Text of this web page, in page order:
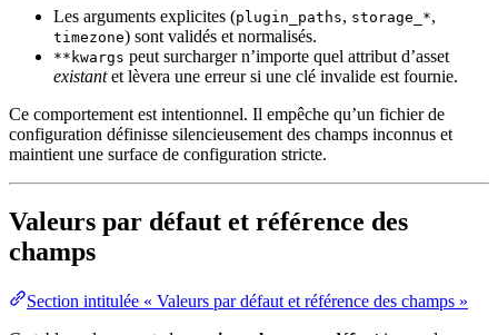
Les arguments explicites (plugin_paths, storage_*,
timezone) sont validés et normalisés.
**kwargs peut surcharger n’importe quel attribut d’asset
existantet lèvera une erreur si une clé invalide est fournie.
Ce comportement est intentionnel. Il empêche qu’un fichier de
configuration définisse silencieusement des champs inconnus et
maintient une surface de configuration stricte.
Valeurs par défaut et référence des
champs
Section intitulée « Valeurs par défaut et référence des champs »